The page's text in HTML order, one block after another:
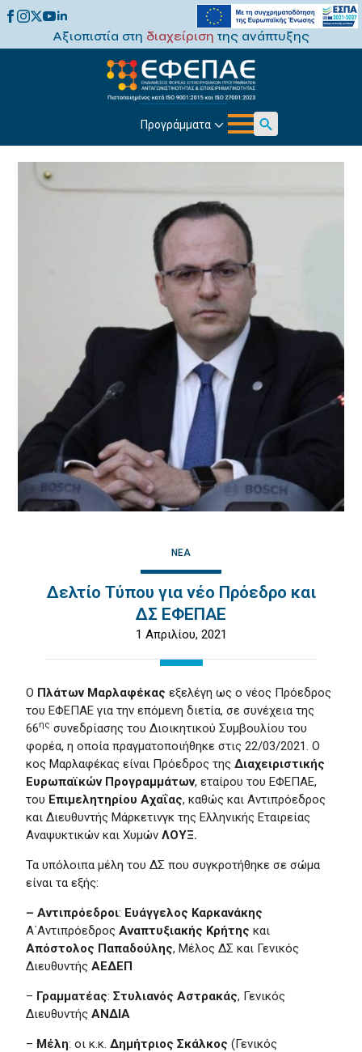
Αξιοπιστία στη διαχείριση της ανάπτυξης
Προγράμματα
Search
for:
ΝΈΑ
Δελτίο Τύπου για νέο Πρόεδρο και
ΔΣ ΕΦΕΠΑΕ
1 Απριλίου, 2021
Ο Πλάτων Μαρλαφέκας εξελέγη ως ο νέος Πρόεδρος
του ΕΦΕΠΑΕ για την επόμενη διετία, σε συνέχεια της
66ης συνεδρίασης του Διοικητικού Συμβουλίου του
φορέα, η οποία πραγματοποιήθηκε στις 22/03/2021. Ο
κος Μαρλαφέκας είναι Πρόεδρος τηςΔιαχειριστικής
Ευρωπαϊκών Προγραμμάτων, εταίρου του ΕΦΕΠΑΕ,
του Επιμελητηρίου Αχαΐας, καθώς και Αντιπρόεδρος
και Διευθυντής Μάρκετινγκ της Ελληνικής Εταιρείας
Αναψυκτικών και ΧυμώνΛΟΥΞ.
Τα υπόλοιπα μέλη του ΔΣ που συγκροτήθηκε σε σώμα
είναι τα εξής:
– Αντιπρόεδροι: Ευάγγελος Καρκανάκης
Α΄ΑντιπρόεδροςΑναπτυξιακής Κρήτης και
Απόστολος Παπαδούλης, Μέλος ΔΣ και Γενικός
ΔιευθυντήςΑΕΔΕΠ
– Γραμματέας:Στυλιανός Αστρακάς, Γενικός
ΔιευθυντήςΑΝΔΙΑ
– Μέλη: οι κ.κ.Δημήτριος Σκάλκος (Γενικός